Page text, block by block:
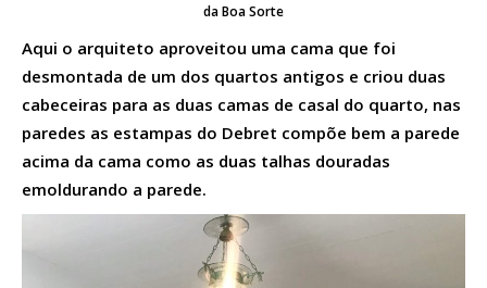
da Boa Sorte
Aqui o arquiteto aproveitou uma cama que foi
desmontada de um dos quartos antigos e criou duas
cabeceiras para as duas camas de casal do quarto, nas
paredes as estampas do Debret compõe bem a parede
acima da cama como as duas talhas douradas
emoldurando a parede.